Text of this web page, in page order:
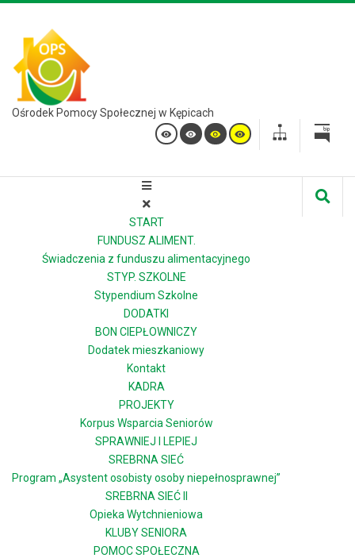
Ośrodek Pomocy Społecznej w Kępicach
START
FUNDUSZ ALIMENT.
Świadczenia z funduszu alimentacyjnego
STYP. SZKOLNE
Stypendium Szkolne
DODATKI
BON CIEPŁOWNICZY
Dodatek mieszkaniowy
Kontakt
KADRA
PROJEKTY
Korpus Wsparcia Seniorów
SPRAWNIEJ I LEPIEJ
SREBRNA SIEĆ
Program „Asystent osobisty osoby niepełnosprawnej”
SREBRNA SIEĆ II
Opieka Wytchnieniowa
KLUBY SENIORA
POMOC SPOŁECZNA